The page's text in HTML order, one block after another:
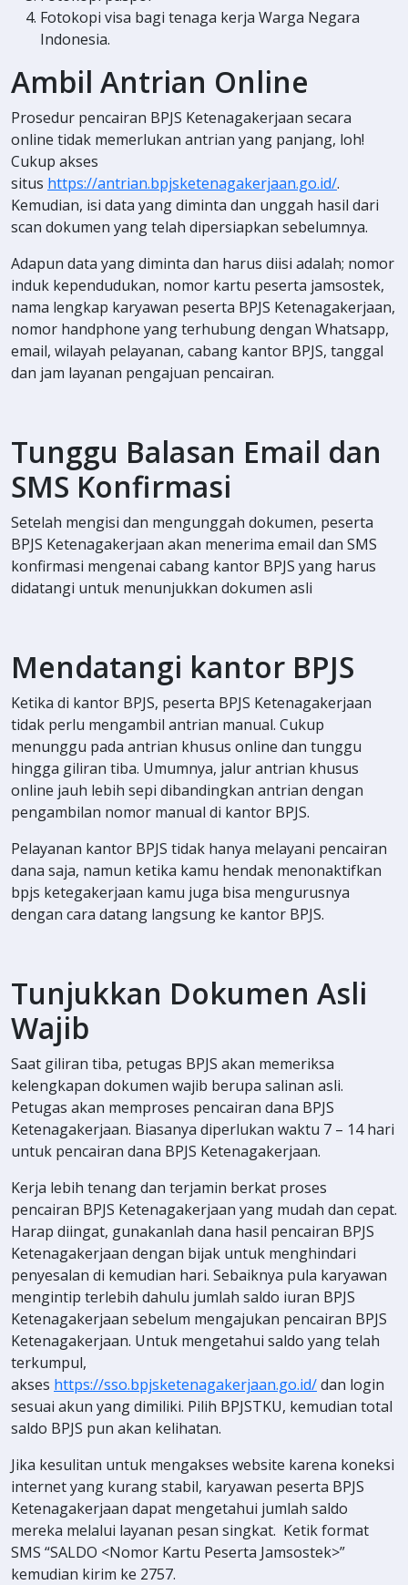
Fotokopi visa bagi tenaga kerja Warga Negara
Indonesia.
Ambil Antrian Online
Prosedur pencairan BPJS Ketenagakerjaan secara
online tidak memerlukan antrian yang panjang, loh!
Cukup akses
situs https://antrian.bpjsketenagakerjaan.go.id/.
Kemudian, isi data yang diminta dan unggah hasil dari
scan dokumen yang telah dipersiapkan sebelumnya.
Adapun data yang diminta dan harus diisi adalah; nomor
induk kependudukan, nomor kartu peserta jamsostek,
nama lengkap karyawan peserta BPJS Ketenagakerjaan,
nomor handphone yang terhubung dengan Whatsapp,
email, wilayah pelayanan, cabang kantor BPJS, tanggal
dan jam layanan pengajuan pencairan.
Tunggu Balasan Email dan
SMS Konfirmasi
Setelah mengisi dan mengunggah dokumen, peserta
BPJS Ketenagakerjaan akan menerima email dan SMS
konfirmasi mengenai cabang kantor BPJS yang harus
didatangi untuk menunjukkan dokumen asli
Mendatangi kantor BPJS
Ketika di kantor BPJS, peserta BPJS Ketenagakerjaan
tidak perlu mengambil antrian manual. Cukup
menunggu pada antrian khusus online dan tunggu
hingga giliran tiba. Umumnya, jalur antrian khusus
online jauh lebih sepi dibandingkan antrian dengan
pengambilan nomor manual di kantor BPJS.
Pelayanan kantor BPJS tidak hanya melayani pencairan
dana saja, namun ketika kamu hendak menonaktifkan
bpjs ketegakerjaan kamu juga bisa mengurusnya
dengan cara datang langsung ke kantor BPJS.
Tunjukkan Dokumen Asli
Wajib
Saat giliran tiba, petugas BPJS akan memeriksa
kelengkapan dokumen wajib berupa salinan asli.
Petugas akan memproses pencairan dana BPJS
Ketenagakerjaan. Biasanya diperlukan waktu 7 – 14 hari
untuk pencairan dana BPJS Ketenagakerjaan.
Kerja lebih tenang dan terjamin berkat proses
pencairan BPJS Ketenagakerjaan yang mudah dan cepat.
Harap diingat, gunakanlah dana hasil pencairan BPJS
Ketenagakerjaan dengan bijak untuk menghindari
penyesalan di kemudian hari. Sebaiknya pula karyawan
mengintip terlebih dahulu jumlah saldo iuran BPJS
Ketenagakerjaan sebelum mengajukan pencairan BPJS
Ketenagakerjaan. Untuk mengetahui saldo yang telah
terkumpul,
akses https://sso.bpjsketenagakerjaan.go.id/dan login
sesuai akun yang dimiliki. Pilih BPJSTKU, kemudian total
saldo BPJS pun akan kelihatan.
Jika kesulitan untuk mengakses website karena koneksi
internet yang kurang stabil, karyawan peserta BPJS
Ketenagakerjaan dapat mengetahui jumlah saldo
mereka melalui layanan pesan singkat. Ketik format
SMS “SALDO <Nomor Kartu Peserta Jamsostek>”
kemudian kirim ke 2757.